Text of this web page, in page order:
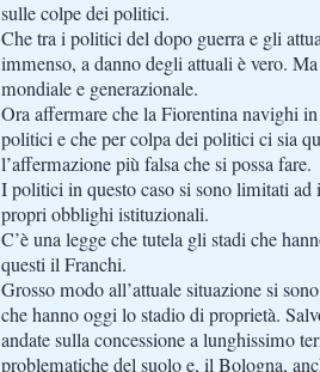
sulle colpe dei politici.
Che tra i politici del dopo guerra e gli
immenso, a danno degli attuali è vero.
mondiale e generazionale.
Ora affermare che la Fiorentina navighi
politici e che per colpa dei politici ci sia
l’affermazione più falsa che si possa fare.
I politici in questo caso si sono limitati ad
propri obblighi istituzionali.
C’è una legge che tutela gli stadi che
questi il Franchi.
Grosso modo all’attuale situazione si
che hanno oggi lo stadio di proprietà.
andate sulla concessione a lunghissimo
problematiche del suolo e, il Bologna,